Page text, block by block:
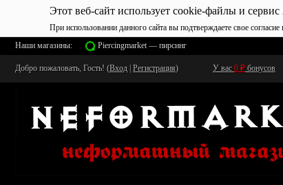
Этот веб-сайт использует cookie-файлы и
При использовании данного сайта вы подтверждаете свое
Наши магазины: Piercingmarket — пирсинг
Добро пожаловать, Гость! (Вход Регистрация) У вас 0 ₽ бонусов